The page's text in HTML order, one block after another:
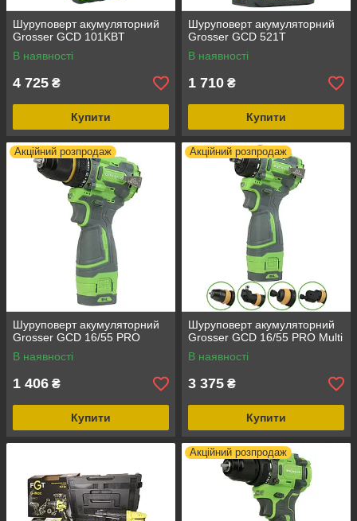
Шуруповерт акумуляторний
Grosser GCD 101KBT
В наявності
4 725 ₴
Купити
Шуруповерт акумуляторний
Grosser GCD 521T
В наявності
1 710 ₴
Купити
Акційний розпродаж
Шуруповерт акумуляторний
Grosser GCD 16/55 PRO
В наявності
1 406 ₴
Купити
Акційний розпродаж
Шуруповерт акумуляторний
Grosser GCD 16/55 PRO Multi
В наявності
3 375 ₴
Купити
Акційний розпродаж